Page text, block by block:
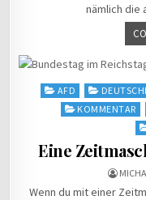
nämlich die
Posted
AFD
KOMMENTAR
Eine
Wenn du mit einer